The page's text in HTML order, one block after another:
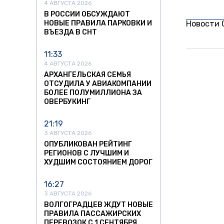
4 АВГУСТА 2026
В РОССИИ ОБСУЖДАЮТ
НОВЫЕ ПРАВИЛА ПАРКОВКИ И
ВЪЕЗДА В СНТ
11:33
4 АВГУСТА 2026
АРХАНГЕЛЬСКАЯ СЕМЬЯ
ОТСУДИЛА У АВИАКОМПАНИИ
БОЛЕЕ ПОЛУМИЛЛИОНА ЗА
ОВЕРБУКИНГ
21:19
3 АВГУСТА 2026
ОПУБЛИКОВАН РЕЙТИНГ
РЕГИОНОВ С ЛУЧШИМ И
ХУДШИМ СОСТОЯНИЕМ ДОРОГ
16:27
3 АВГУСТА 2026
ВОЛГОГРАДЦЕВ ЖДУТ НОВЫЕ
ПРАВИЛА ПАССАЖИРСКИХ
Новости